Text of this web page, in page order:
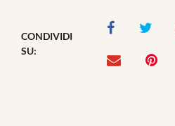
CONDIVIDI
SU: